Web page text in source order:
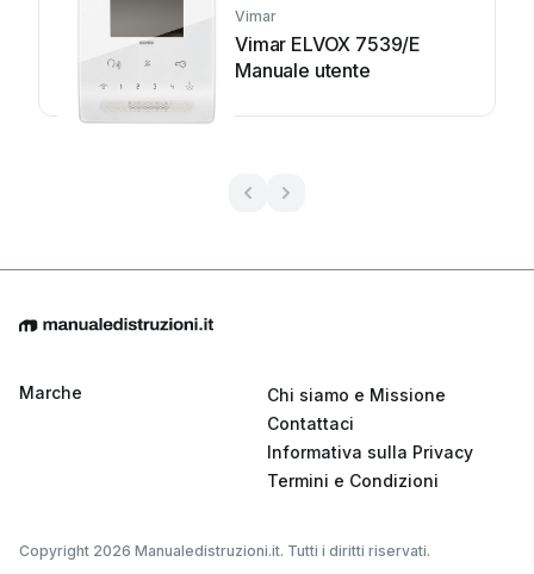
Vimar
Vimar ELVOX 7539/E
Manuale utente
Marche
Chi siamo e Missione
Contattaci
Informativa sulla Privacy
Termini e Condizioni
Copyright 2026 Manualedistruzioni.it. Tutti i diritti riservati.